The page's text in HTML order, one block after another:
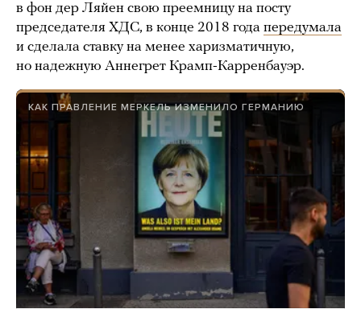
в фон дер Ляйен свою преемницу на посту
председателя ХДС, в конце 2018 года передумала
и сделала ставку на менее харизматичную,
но надежную Аннегрет Крамп-Карренбауэр.
КАК ПРАВЛЕНИЕ МЕРКЕЛЬ ИЗМЕНИЛО ГЕРМАНИЮ